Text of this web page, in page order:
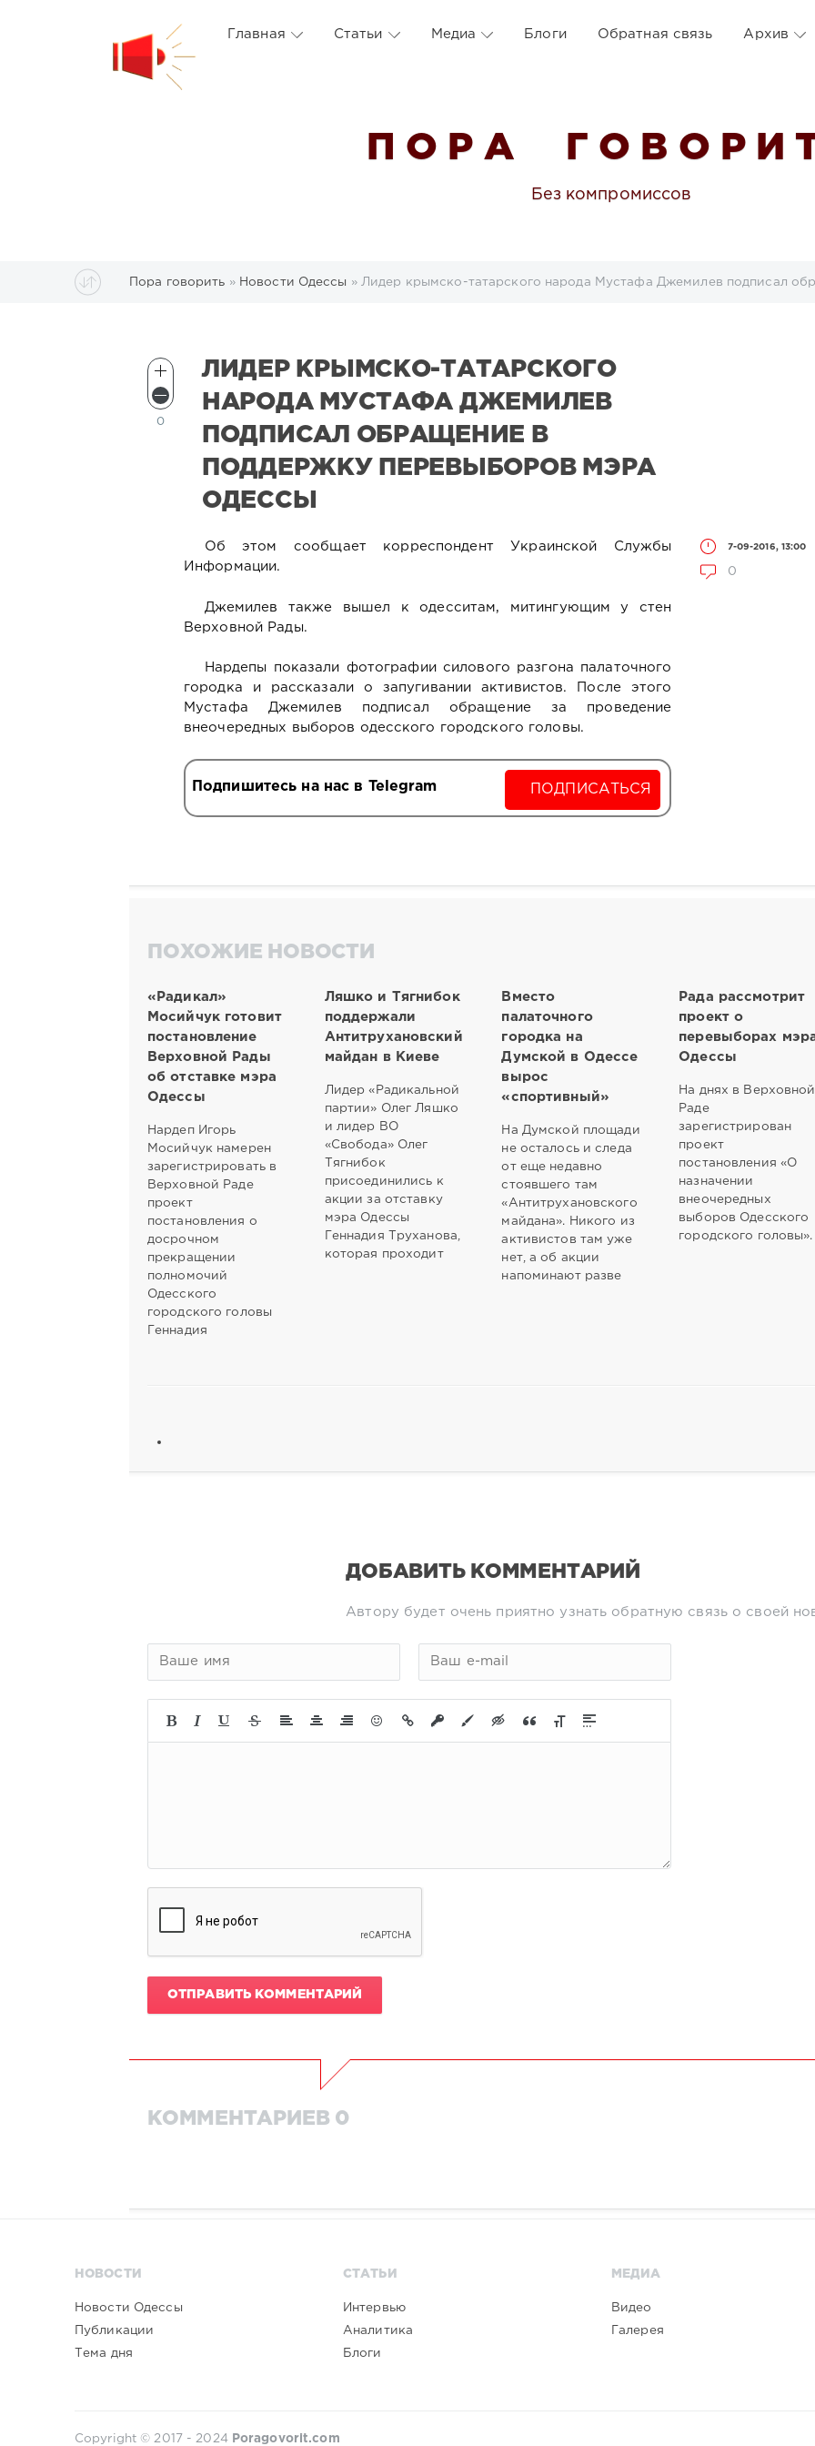
Главная Статьи Медиа Блоги Обратная связь Архив
П О Р А Г О В О Р И
Без компромиссов
Пора говорить » Новости Одессы » Лидер крымско-татарского народа Мустафа Джемилев подписал
ЛИДЕР КРЫМСКО-ТАТАРСКОГО
НАРОДА МУСТАФА ДЖЕМИЛЕВ
ПОДПИСАЛ ОБРАЩЕНИЕ В
ПОДДЕРЖКУ ПЕРЕВЫБОРОВ МЭРА
ОДЕССЫ
7-09-2016, 13:00
0
0
Об этом сообщает корреспондент Украинской Службы
Информации.
Джемилев также вышел к одесситам, митингующим у стен
Верховной Рады.
Нардепы показали фотографии силового разгона палаточного
городка и рассказали о запугивании активистов. После этого
Мустафа Джемилев подписал обращение за проведение
внеочередных выборов одесского городского головы.
Подпишитесь на нас в Telegram ПОДПИСАТЬСЯ
ПОХОЖИЕ НОВОСТИ
«Радикал»
Мосийчук готовит
постановление
Верховной Рады
об отставке мэра
Одессы
Нардеп Игорь
Мосийчук намерен
зарегистрировать в
Верховной Раде
проект
постановления о
досрочном
прекращении
полномочий
Одесского
городского головы
Геннадия
Ляшко и Тягнибок
поддержали
Антитрухановский
майдан в Киеве
Лидер «Радикальной
партии» Олег Ляшко
и лидер ВО
«Свобода» Олег
Тягнибок
присоединились к
акции за отставку
мэра Одессы
Геннадия Труханова,
которая проходит
Вместо
палаточного
городка на
Думской в Одессе
вырос
«спортивный»
На Думской площади
не осталось и следа
от еще недавно
стоявшего там
«Антитрухановского
майдана». Никого из
активистов там уже
нет, а об акции
напоминают разве
Рада рассмотрит
проект о
перевыборах
Одессы
На днях в Верховной
Раде
зарегистрирован
проект
постановления «О
назначении
внеочередных
выборов Одесского
городского головы».
ДОБАВИТЬ КОММЕНТАРИЙ
Автору будет очень приятно узнать обратную связь о своей
ОТПРАВИТЬ КОММЕНТАРИЙ
КОММЕНТАРИЕВ 0
НОВОСТИ
Новости Одессы
Публикации
Тема дня
СТАТЬИ
Интервью
Аналитика
Блоги
МЕДИА
Видео
Галерея
Copyright © 2017 - 2024 Poragovorit.com